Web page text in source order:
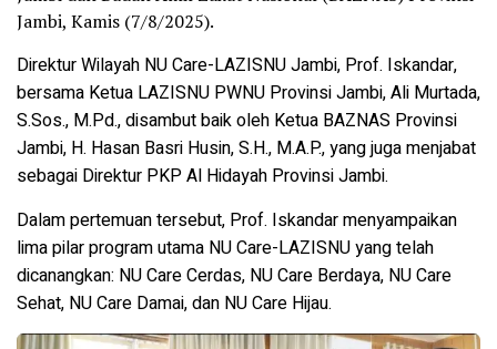
Jambi, Kamis (7/8/2025).
Direktur Wilayah NU Care-LAZISNU Jambi, Prof. Iskandar,
bersama Ketua LAZISNU PWNU Provinsi Jambi, Ali Murtada,
S.Sos., M.Pd., disambut baik oleh Ketua BAZNAS Provinsi
Jambi, H. Hasan Basri Husin, S.H., M.A.P., yang juga menjabat
sebagai Direktur PKP Al Hidayah Provinsi Jambi.
Dalam pertemuan tersebut, Prof. Iskandar menyampaikan
lima pilar program utama NU Care-LAZISNU yang telah
dicanangkan: NU Care Cerdas, NU Care Berdaya, NU Care
Sehat, NU Care Damai, dan NU Care Hijau.